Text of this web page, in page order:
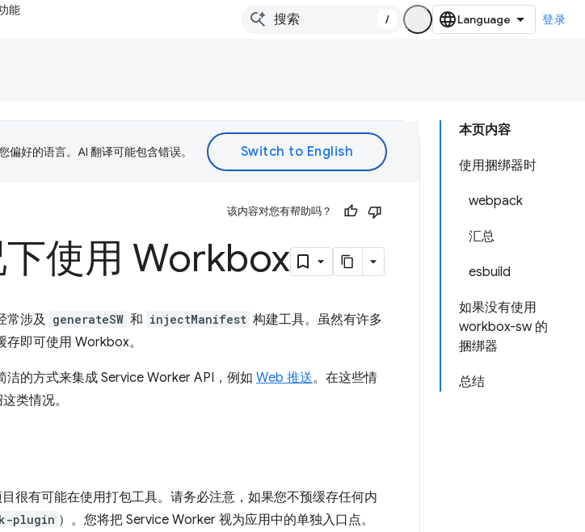
能
/ 登录
本页内容
使用捆绑器时
webpack
汇总
esbuild
如果没有使用
workbox-sw 的
捆绑器
总结
好的语言。AI 翻译可能包含错误。
该内容对您有帮助吗？
使用 Workbox
常涉及 generateSW 和 injectManifest 构建工具。虽然有许多
即可使用 Workbox。
的方式来集成 Service Worker API，例如 Web 推送。在这些情
类情况。
很有可能在使用打包工具。请务必注意，如果您不预缓存任何内
plugin ）。您将把 Service Worker 视为应用中的单独入口点。